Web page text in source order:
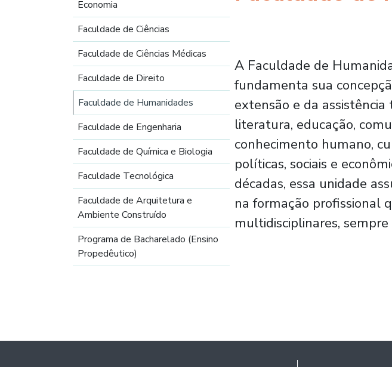
Economia
Faculdade de Ciências
Faculdade de Ciências Médicas
Faculdade de Direito
Faculdade de Humanidades
Faculdade de Engenharia
Faculdade de Química e Biologia
Faculdade Tecnológica
Faculdade de Arquitetura e
Ambiente Construído
Programa de Bacharelado (Ensino
Propedêutico)
A Faculdade de
fundamenta sua
extensão e da
literatura, educação,
conhecimento humano,
políticas, sociais e
décadas, essa unidade
na formação profissional
multidisciplinares,